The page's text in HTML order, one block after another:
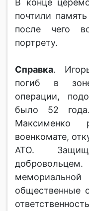
В конце
почтили
после чего
портрету.
Справка.
погиб в зоне
операции,
было 52
Максименко
военкомате,
АТО.
общественные